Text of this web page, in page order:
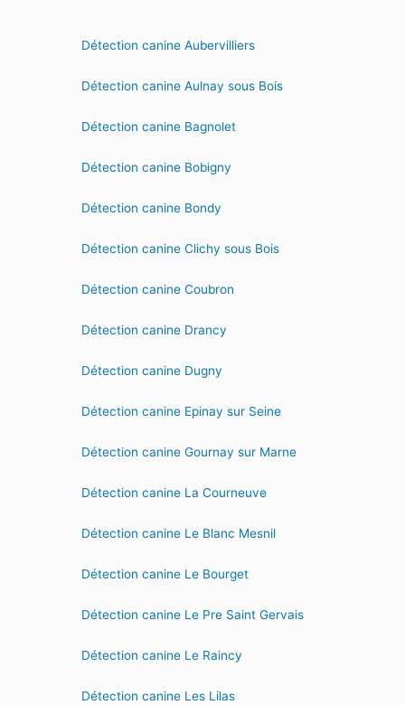
Détection canine Aubervilliers
Détection canine Aulnay sous Bois
Détection canine Bagnolet
Détection canine Bobigny
Détection canine Bondy
Détection canine Clichy sous Bois
Détection canine Coubron
Détection canine Drancy
Détection canine Dugny
Détection canine Epinay sur Seine
Détection canine Gournay sur Marne
Détection canine La Courneuve
Détection canine Le Blanc Mesnil
Détection canine Le Bourget
Détection canine Le Pre Saint Gervais
Détection canine Le Raincy
Détection canine Les Lilas